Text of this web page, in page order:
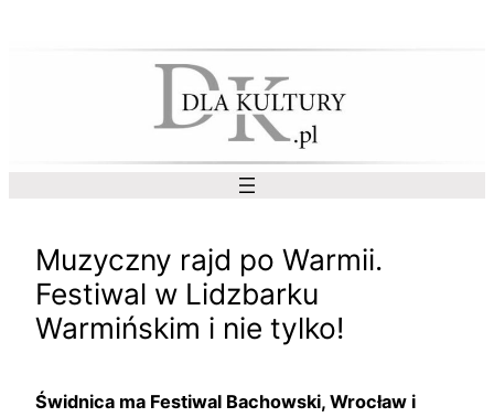
Muzyczny rajd po Warmii.
Festiwal w Lidzbarku
Warmińskim i nie tylko!
Świdnica ma Festiwal Bachowski, Wrocław i